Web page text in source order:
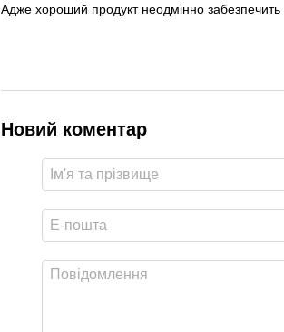
Адже хороший продукт неодмінно
Новий коментар